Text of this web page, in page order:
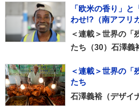
「欧米の香り」
わせ!?（南アフリカ
＜連載＞世界の「
たち（30）石澤義
＜連載＞世界の「
たち
石澤義裕（デザイ